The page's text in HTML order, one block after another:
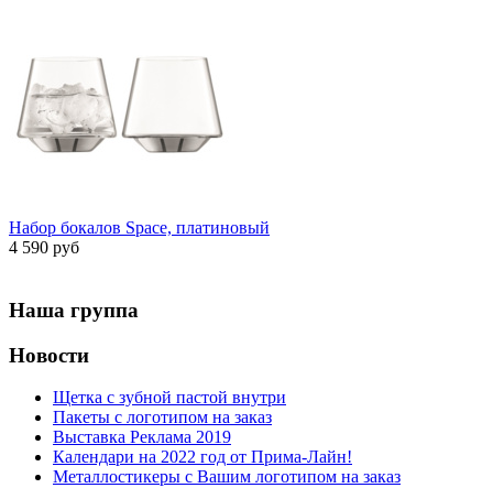
Набор бокалов Space, платиновый
4 590 руб
Наша группа
Новости
Щетка с зубной пастой внутри
Пакеты с логотипом на заказ
Выставка Реклама 2019
Календари на 2022 год от Прима-Лайн!
Металлостикеры с Вашим логотипом на заказ